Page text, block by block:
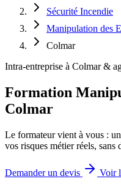
Sécurité Incendie
Manipulation des
Colmar
Intra-entreprise à Colmar &
Formation
Colmar
Le formateur vient à vous :
vos risques métier réels,
Demander un devis
Voir